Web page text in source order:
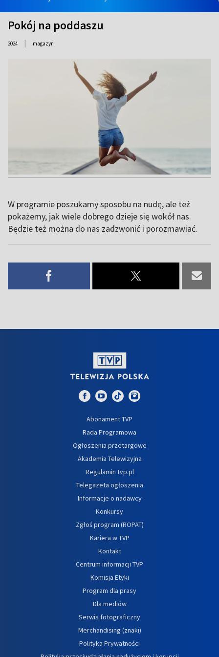
Pokój na poddaszu
2024 | magazyn
W programie poszukamy sposobu na nudę, ale też
pokażemy, jak wiele dobrego dzieje się wokół nas.
Będzie też można do nas zadzwonić i porozmawiać.
Abonament TVP
Rada Programowa
Ogłoszenia przetargowe
Akademia Telewizyjna
Regulamin tvp.pl
Telegazeta ogłoszenia
Informacje o nadawcy
Konkursy
Zgłoś program (ROPAT)
Kariera w TVP
Kontakt
Centrum informacji TVP
Komisja Etyki
Program dla prasy
Dla mediów
Serwis fotograficzny
Merchandising (znaki)
Polityka Prywatności